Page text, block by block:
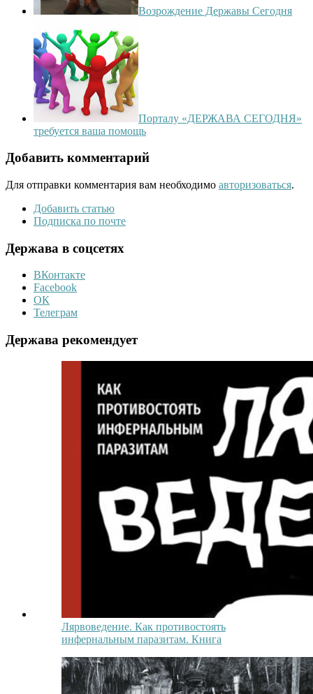
Возрождение Державы Сегодня
Порталу «ДЕРЖАВА СЕГОДНЯ»
требуется ваша помощь
Добавить комментарий
Для отправки комментария вам необходимо авторизоваться.
Добавить статью
Подписка по почте
Держава в соцсетях
ВКонтакте
Facebook
ОК
Телеграм
Держава рекомендует
Лярвоведение. Как противостоять
инфернальным паразитам. Книга